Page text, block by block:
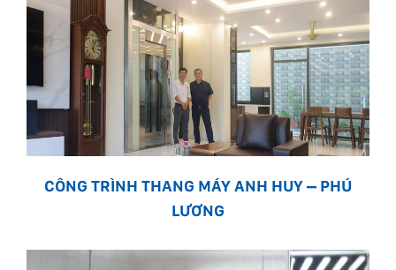
CÔNG TRÌNH THANG MÁY ANH HUY – PHÚ
LƯƠNG